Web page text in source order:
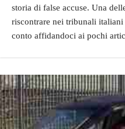
storia di false accuse. Una
riscontrare nei tribunali
conto affidandoci ai pochi